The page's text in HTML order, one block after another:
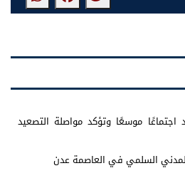
اجتماعًا موسعًا وتؤكد مواصلة التصعيد
السلمي في العاصمة عدن